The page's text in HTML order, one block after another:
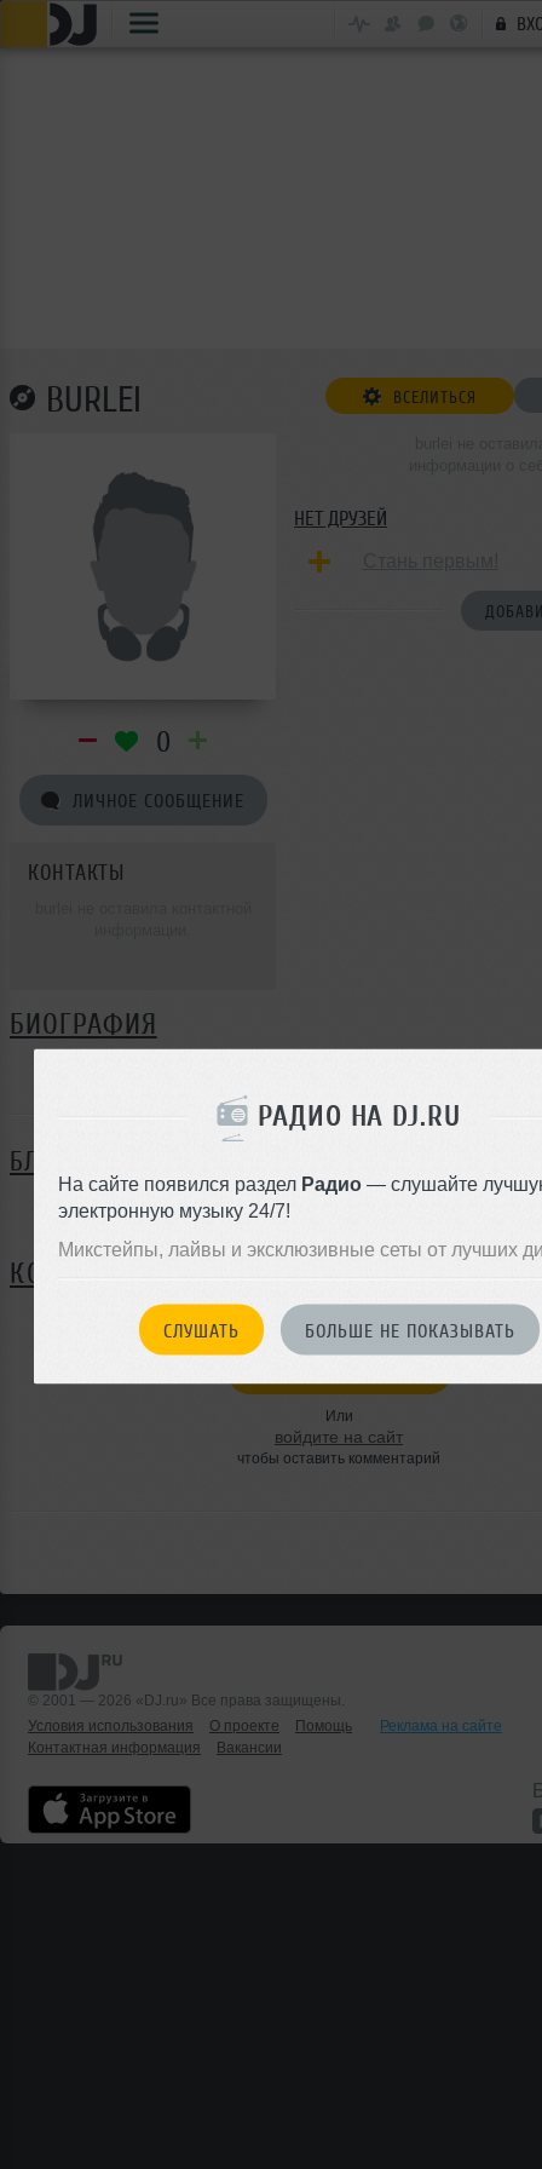
РАДИО НА DJ.RU
На сайте появился раздел Радио — слушайте
электронную музыку 24/7!
Микстейпы, лайвы и эксклюзивные сеты от лучших
СЛУШАТЬ БОЛЬШЕ НЕ ПОКАЗЫВАТЬ
BURLEI ВСЕЛИТЬСЯ
0
ЛИЧНОЕ СООБЩЕНИЕ
КОНТАКТЫ
НЕТ ДРУЗЕЙ
БИОГРАФИЯ
БЛОГ
Нет записей в блоге
КОММЕНТАРИИ
Или
войдите на сайт
чтобы оставить комментарий
© 2001 — 2026 «DJ.ru» Все права защищены.
Условия использования
О проекте Помощь
Реклама на сайте
Контактная информация
Вакансии